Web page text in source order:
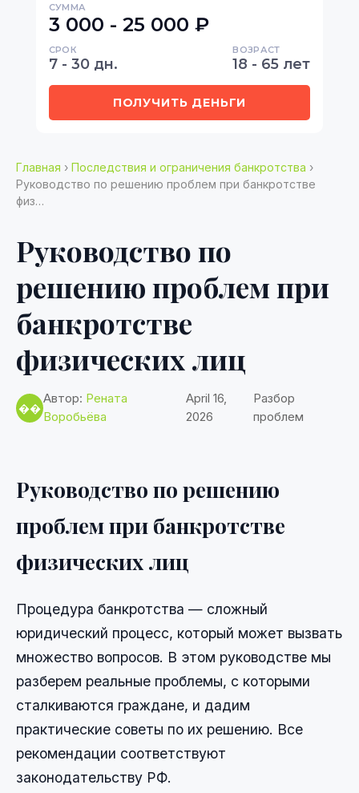
СУММА
3 000 - 25 000 ₽
СРОК
7 - 30 дн.
ВОЗРАСТ
18 - 65 лет
ПОЛУЧИТЬ ДЕНЬГИ
Главная › Последствия и ограничения банкротства ›
Руководство по решению проблем при банкротстве
физ…
Руководство по
решению проблем при
банкротстве
физических лиц
��
Автор: Рената
Воробьёва
April 16,
2026
Разбор
проблем
Руководство по решению
проблем при банкротстве
физических лиц
Процедура банкротства — сложный
юридический процесс, который может вызвать
множество вопросов. В этом руководстве мы
разберем реальные проблемы, с которыми
сталкиваются граждане, и дадим
практические советы по их решению. Все
рекомендации соответствуют
законодательству РФ.